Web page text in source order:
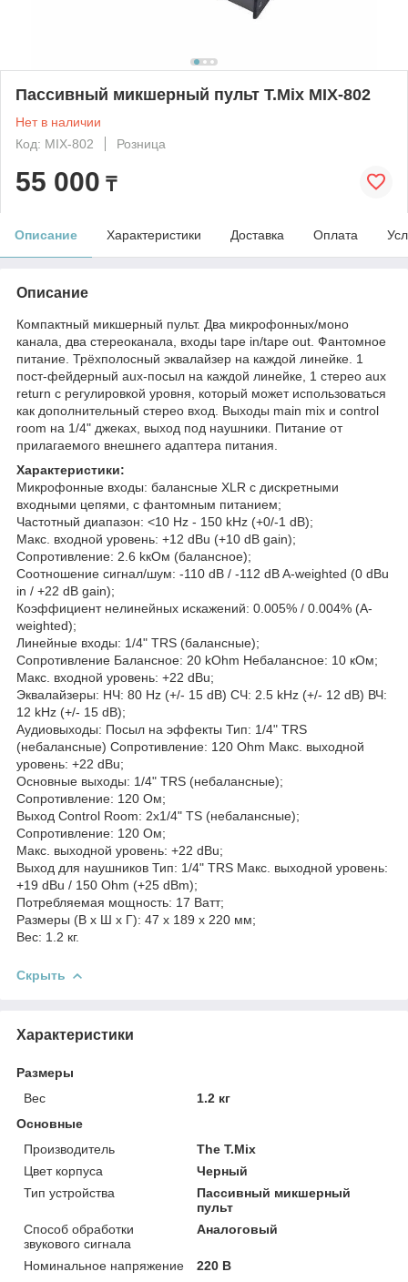
Пассивный микшерный пульт T.Mix MIX-802
Нет в наличии
Код: MIX-802
Розница
55 000 ₸
Описание Характеристики Доставка Оплата
Описание
Компактный микшерный пульт. Два микрофонных/моно
канала, два стереоканала, входы tape in/tape out. Фантомное
питание. Трёхполосный эквалайзер на каждой линейке. 1
пост-фейдерный aux-посыл на каждой линейке, 1 стерео aux
return с регулировкой уровня, который может использоваться
как дополнительный стерео вход. Выходы main mix и control
room на 1/4" джеках, выход под наушники. Питание от
прилагаемого внешнего адаптера питания.
Характеристики:
Микрофонные входы: балансные XLR с дискретными
входными цепями, с фантомным питанием;
Частотный диапазон: <10 Hz - 150 kHz (+0/-1 dB);
Макс. входной уровень: +12 dBu (+10 dB gain);
Сопротивление: 2.6 kкОм (балансное);
Соотношение сигнал/шум: -110 dB / -112 dB A-weighted (0 dBu
in / +22 dB gain);
Коэффициент нелинейных искажений: 0.005% / 0.004% (A-
weighted);
Линейные входы: 1/4" TRS (балансные);
Сопротивление Балансное: 20 kOhm Небалансное: 10 кОм;
Макс. входной уровень: +22 dBu;
Эквалайзеры: НЧ: 80 Hz (+/- 15 dB) СЧ: 2.5 kHz (+/- 12 dB) ВЧ:
12 kHz (+/- 15 dB);
Аудиовыходы: Посыл на эффекты Тип: 1/4" TRS
(небалансные) Сопротивление: 120 Ohm Макс. выходной
уровень: +22 dBu;
Основные выходы: 1/4" TRS (небалансные);
Сопротивление: 120 Ом;
Выход Control Room: 2x1/4" TS (небалансные);
Сопротивление: 120 Ом;
Макс. выходной уровень: +22 dBu;
Выход для наушников Тип: 1/4" TRS Макс. выходной уровень:
+19 dBu / 150 Ohm (+25 dBm);
Потребляемая мощность: 17 Ватт;
Размеры (В х Ш х Г): 47 х 189 х 220 мм;
Вес: 1.2 кг.
Скрыть
Характеристики
Размеры
Вес
1.2 кг
Основные
Производитель
The T.Mix
Цвет корпуса
Черный
Тип устройства
Пассивный микшерный
пульт
Способ обработки
звукового сигнала
Аналоговый
Номинальное напряжение
220 В